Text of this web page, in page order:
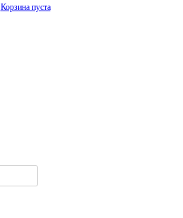
Корзина пуста